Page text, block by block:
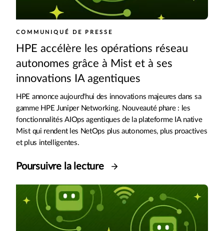
COMMUNIQUÉ DE PRESSE
HPE accélère les opérations réseau
autonomes grâce à Mist et à ses
innovations IA agentiques
HPE annonce aujourd'hui des innovations majeures dans sa
gamme HPE Juniper Networking. Nouveauté phare : les
fonctionnalités AIOps agentiques de la plateforme IA native
Mist qui rendent les NetOps plus autonomes, plus proactives
et plus intelligentes.
Poursuivre la lecture